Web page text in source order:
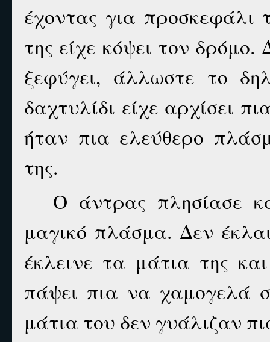
έχοντας για προσκεφάλι
της είχε κόψει τον
ξεφύγει, άλλωστε το
δαχτυλίδι είχε αρχίσει
ήταν πια ελεύθερο
της.
Ο άντρας πλησίασε
μαγικό πλάσμα. Δεν
έκλεινε τα μάτια της
πάψει πια να χαμογελά
μάτια του δεν γυάλιζαν